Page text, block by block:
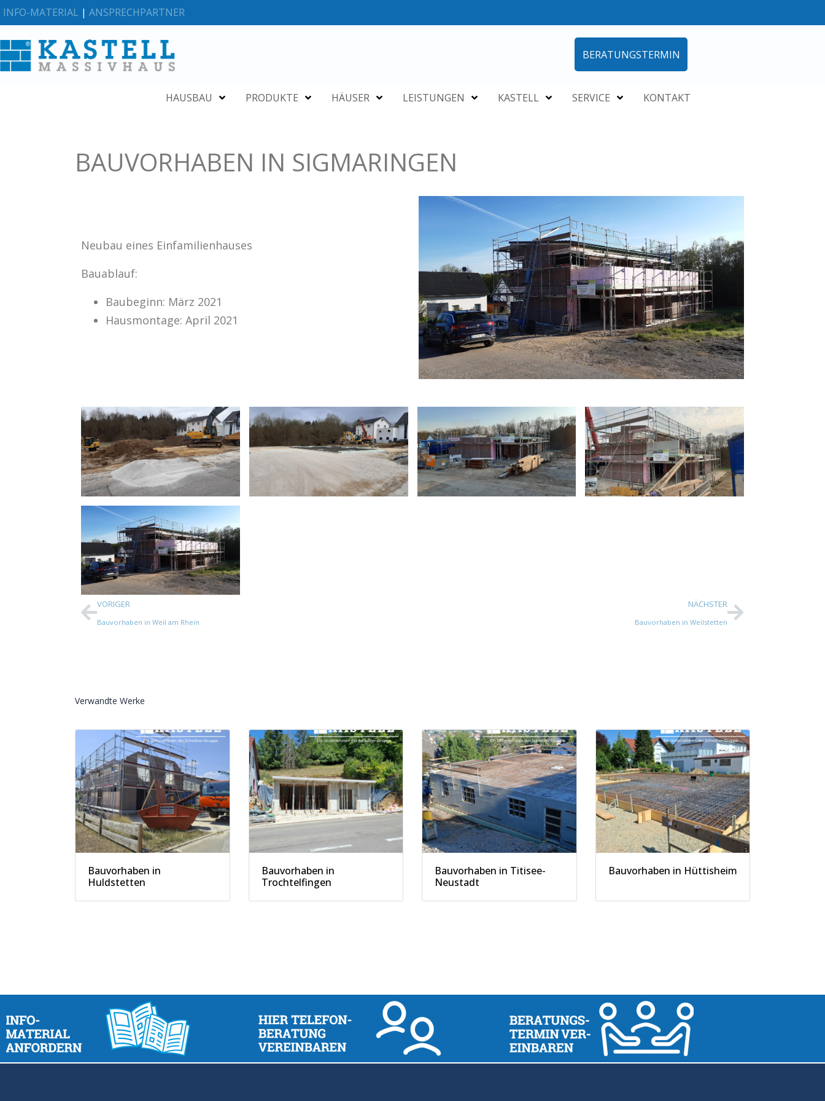
INFO-MATERIAL | ANSPRECHPARTNER
BERATUNGSTERMIN
HAUSBAU PRODUKTE HÄUSER LEISTUNGEN KASTELL SERVICE KONTAKT
BAUVORHABEN IN SIGMARINGEN
Neubau eines Einfamilienhauses
Bauablauf:
Baubeginn: März 2021
Hausmontage: April 2021
VORIGER
Bauvorhaben in Weil am Rhein
NÄCHSTER
Bauvorhaben in Weilstetten
Verwandte Werke
Bauvorhaben in
Huldstetten
Bauvorhaben in
Trochtelfingen
Bauvorhaben in Titisee-
Neustadt
Bauvorhaben in Hüttisheim